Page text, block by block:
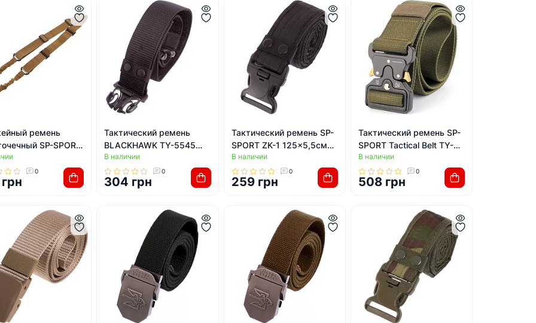
ремень
SP-SPORT
0
Тактический ремень
BLACKHAWK TY-5545
120x5,5см (Черный)
В наличии
0
304 грн
Тактический ремень SP-
SPORT ZK-1 125x5,5см
(Черный)
В наличии
0
259 грн
Тактический ремень SP-
SPORT Tactical Belt TY-
6841 120x3,5см (Хаки)
В наличии
0
508 грн